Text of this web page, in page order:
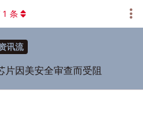
讯流
片因美安全审查而受阻
1 条